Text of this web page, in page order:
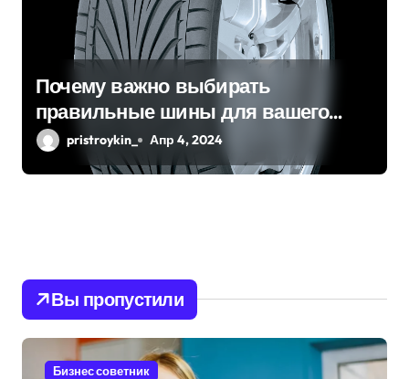
Почему важно выбирать
правильные шины для вашего
автомобиля?
pristroykin_ Апр 4, 2024
Вы пропустили
Бизнес советник